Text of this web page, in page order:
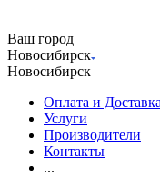
Ваш город
Новосибирск
Новосибирск
Оплата и Доставка
Услуги
Производители
Контакты
...